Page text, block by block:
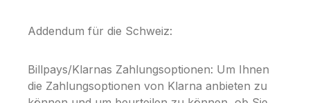
Addendum für die Schweiz:
Billpays/Klarnas Zahlungsoptionen: Um Ihnen
die Zahlungsoptionen von Klarna anbieten zu